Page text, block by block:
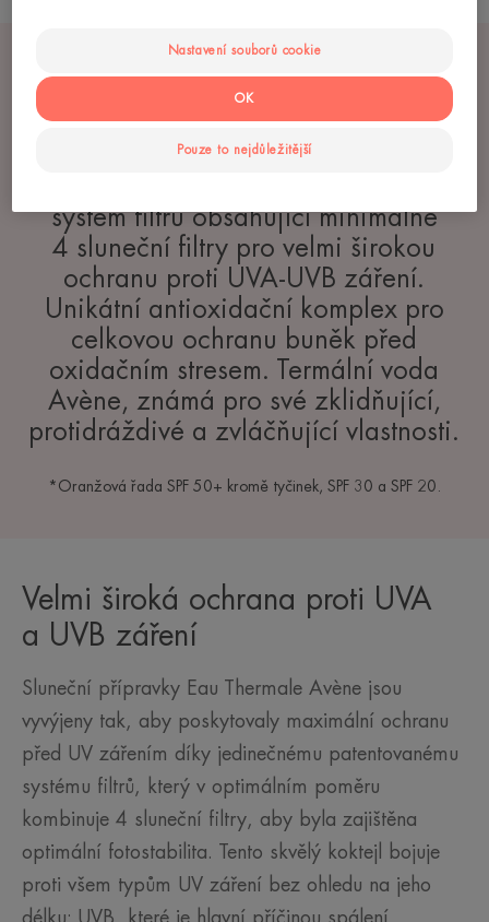
Základem našich produktů ochrany
systém filtrů obsahující minimálně
4 sluneční filtry pro velmi širokou
ochranu proti UVA-UVB záření.
Unikátní antioxidační komplex pro
celkovou ochranu buněk před
oxidačním stresem. Termální voda
Avène, známá pro své zklidňující,
protidráždivé a zvláčňující vlastnosti.
*Oranžová řada SPF 50+ kromě tyčinek, SPF 30 a SPF 20.
Velmi široká ochrana proti UVA
a UVB záření
Sluneční přípravky Eau Thermale Avène jsou
vyvýjeny tak, aby poskytovaly maximální ochranu
před UV zářením díky jedinečnému patentovanému
systému filtrů, který v optimálním poměru
kombinuje 4 sluneční filtry, aby byla zajištěna
optimální fotostabilita. Tento skvělý koktejl bojuje
proti všem typům UV záření bez ohledu na jeho
délku: UVB, které je hlavní příčinou spálení
Nastavení souborů cookie
Pouze to nejdůležitější
OK